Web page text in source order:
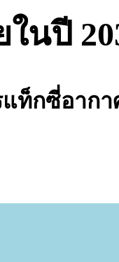
นปี
แท็กซี่อาก